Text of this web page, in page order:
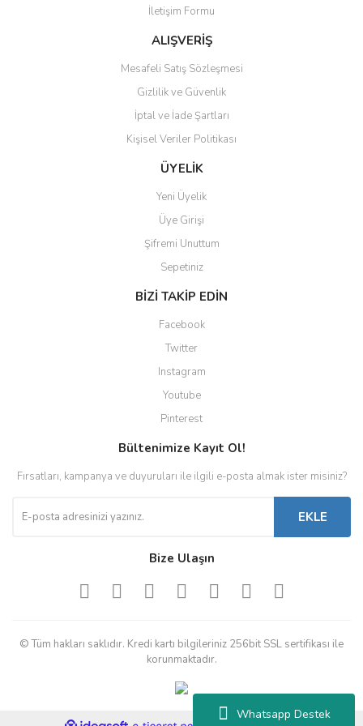
Whatsapp Destek
Ürün fiyatı diğer sitelerden daha pahalı.
Bu ürüne benzer farklı alternatifler olmalı.
Gönder
İletişim Formu
ALIŞVERİŞ
Mesafeli Satış Sözleşmesi
Gizlilik ve Güvenlik
İptal ve İade Şartları
Kişisel Veriler Politikası
ÜYELİK
Yeni Üyelik
Üye Girişi
Şifremi Unuttum
Sepetiniz
BİZİ TAKİP EDİN
Facebook
Twitter
Instagram
Youtube
Pinterest
Bültenimize Kayıt Ol!
Fırsatları, kampanya ve duyuruları ile ilgili e-posta almak ister misiniz?
EKLE
Bize Ulaşın
© Tüm hakları saklıdır. Kredi kartı bilgileriniz 256bit SSL sertifikası ile
korunmaktadır.